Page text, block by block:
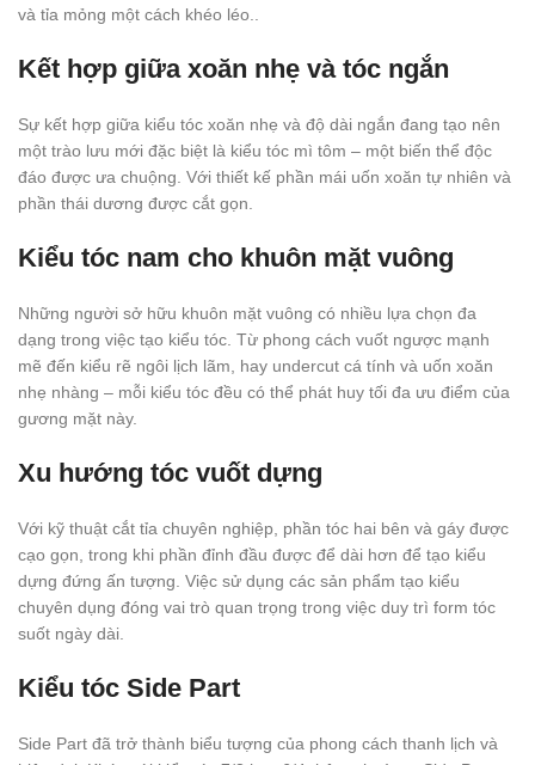
và tỉa mỏng một cách khéo léo..
Kết hợp giữa xoăn nhẹ và tóc ngắn
Sự kết hợp giữa kiểu tóc xoăn nhẹ và độ dài ngắn đang tạo nên
một trào lưu mới đặc biệt là kiểu tóc mì tôm – một biến thể độc
đáo được ưa chuộng. Với thiết kế phần mái uốn xoăn tự nhiên và
phần thái dương được cắt gọn.
Kiểu tóc nam cho khuôn mặt vuông
Những người sở hữu khuôn mặt vuông có nhiều lựa chọn đa
dạng trong việc tạo kiểu tóc. Từ phong cách vuốt ngược mạnh
mẽ đến kiểu rẽ ngôi lịch lãm, hay undercut cá tính và uốn xoăn
nhẹ nhàng – mỗi kiểu tóc đều có thể phát huy tối đa ưu điểm của
gương mặt này.
Xu hướng tóc vuốt dựng
Với kỹ thuật cắt tỉa chuyên nghiệp, phần tóc hai bên và gáy được
cạo gọn, trong khi phần đỉnh đầu được để dài hơn để tạo kiểu
dựng đứng ấn tượng. Việc sử dụng các sản phẩm tạo kiểu
chuyên dụng đóng vai trò quan trọng trong việc duy trì form tóc
suốt ngày dài.
Kiểu tóc Side Part
Side Part đã trở thành biểu tượng của phong cách thanh lịch và